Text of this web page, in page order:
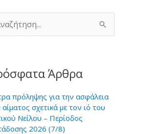
Άρθρα
πρόληψης για την ασφάλεια
σχετικά με τον ιό του
Νείλου – Περίοδος
2026 (7/8)